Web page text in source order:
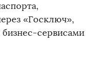
«Госключ»,
сервисами